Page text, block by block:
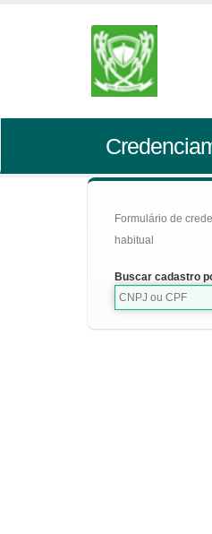
Formulário de
habitual
Buscar cadastro